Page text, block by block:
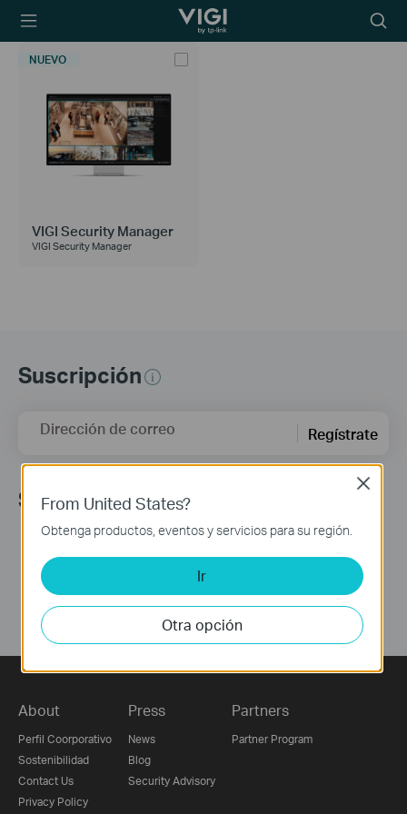
TP-Link, Reliably
icon
NUEVO
VIGI Security Manager
VIGI Security Manager
Suscripción
Dirección de correo Regístrate
Síguenos
About
Perfil Coorporativo
Sostenibilidad
Contact Us
Privacy Policy
Press
News
Blog
Security Advisory
Partners
Partner Program
From United States?
Obtenga productos, eventos y servicios para su región.
Ir
Otra opción
Close